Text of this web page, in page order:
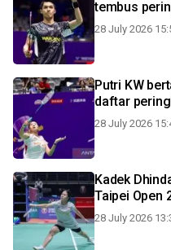
tembus
28 July 2026
Putri KW
daftar
28 July 2026
Kadek
Taipei Open
28 July 2026